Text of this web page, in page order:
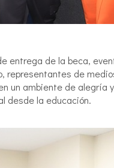
entrega de la beca,
representantes de
un ambiente de alegría
desde la educación.